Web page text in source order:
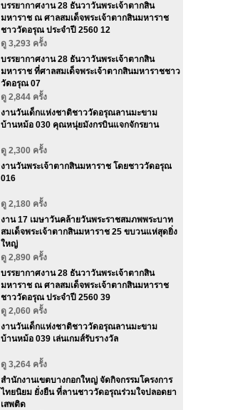
บรรยากาศงาน 28 ธันวาวันพระเจ้าตากสิน
มหาราช ณ ศาลสมเด็จพระเจ้าตากสินมหาราช
ชาววัดอรุณ ประจำปี 2560 12
ดู 3,293 ครั้ง
บรรยากาศงาน 28 ธันวาวันพระเจ้าตากสิน
มหาราช ที่ศาลสมเด็จพระเจ้าตากสินมหาราชชาว
วัดอรุณ 07
ดู 2,844 ครั้ง
งานวันเด็กแห่งชาติชาววัดอรุณลานมะขาม
บ้านหม้อ 030 คุณหนุ่ยมังกรบินแจกจักรยาน
ดู 2,300 ครั้ง
งานวันพระเจ้าตากสินมหาราช โดยชาววัดอรุณ
016
ดู 2,180 ครั้ง
งาน 17 เมษาวันคล้ายวันพระราชสมภพพระบาท
สมเด็จพระเจ้าตากสินมหาราช 25 ขบวนแห่สุดยิ่ง
ใหญ่
ดู 2,890 ครั้ง
บรรยากาศงาน 28 ธันวาวันพระเจ้าตากสิน
มหาราช ณ ศาลสมเด็จพระเจ้าตากสินมหาราช
ชาววัดอรุณ ประจำปี 2560 39
ดู 2,060 ครั้ง
งานวันเด็กแห่งชาติชาววัดอรุณลานมะขาม
บ้านหม้อ 039 เล่นเกมส์รับรางวัล
ดู 3,264 ครั้ง
สำนักงานเขตบางกอกใหญ่ จัดกิจกรรมโครงการ
ไทยนิยม ยั่งยืน ที่ลานชาววัดอรุณร่วมใจปลอดยา
เสพติด